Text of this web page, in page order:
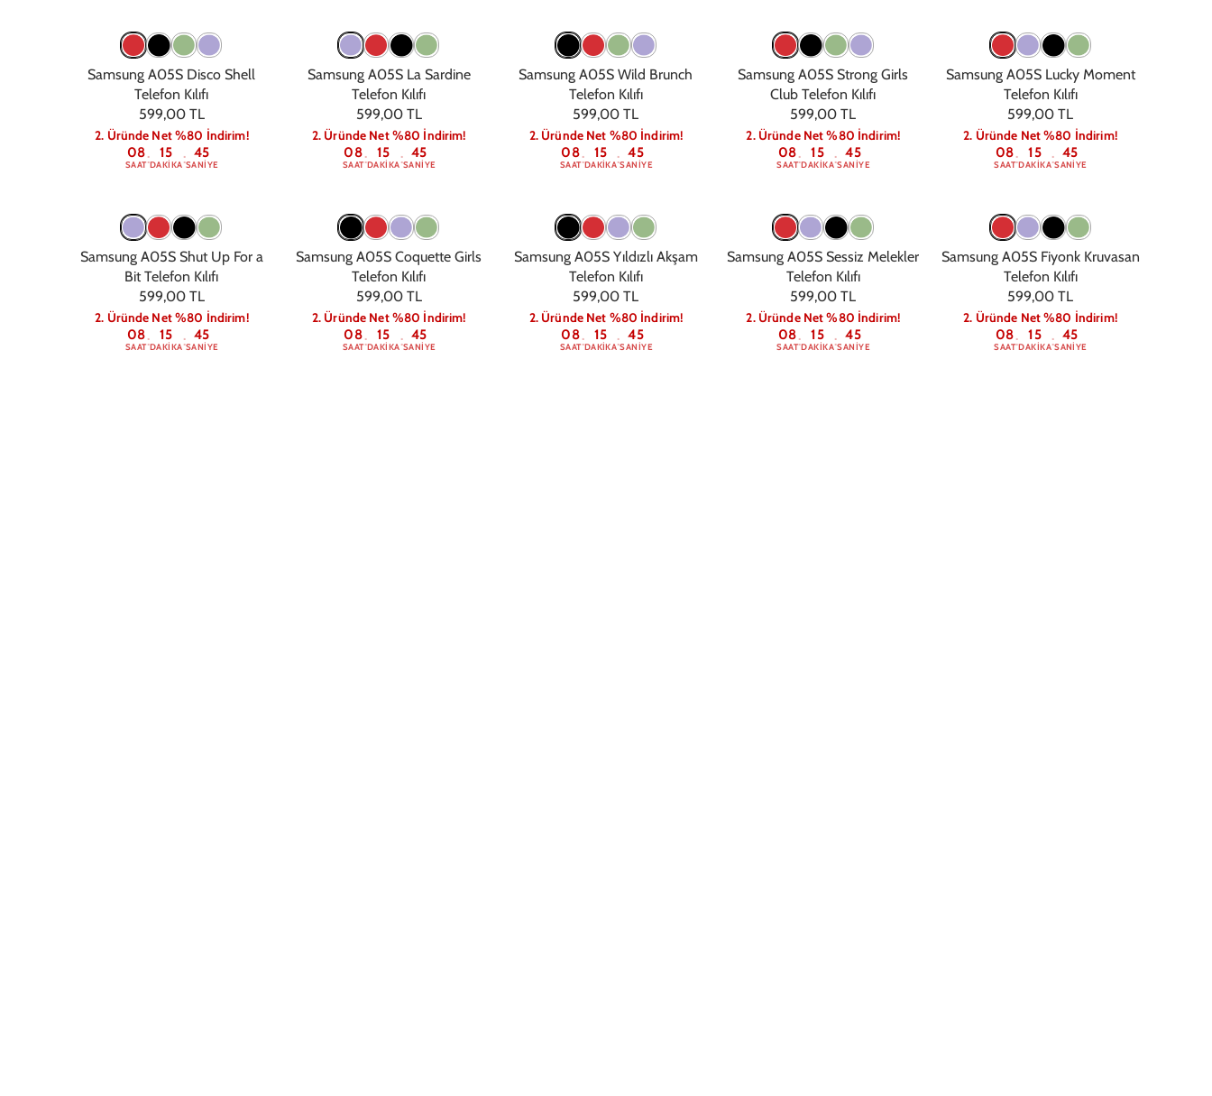
Samsung A05S Disco Shell
Telefon Kılıfı
599,00 TL
2. Üründe Net %80 İndirim!
08
SAAT: 15
DAKIKA: 44
SANIYE
Samsung A05S La Sardine
Telefon Kılıfı
599,00 TL
2. Üründe Net %80 İndirim!
08
SAAT: 15
DAKIKA: 44
SANIYE
Samsung A05S Wild Brunch
Telefon Kılıfı
599,00 TL
2. Üründe Net %80 İndirim!
08
SAAT: 15
DAKIKA: 44
SANIYE
Samsung A05S Strong Girls
Club Telefon Kılıfı
599,00 TL
2. Üründe Net %80 İndirim!
08
SAAT: 15
DAKIKA: 44
SANIYE
Samsung A05S Lucky Moment
Telefon Kılıfı
599,00 TL
2. Üründe Net %80 İndirim!
08
SAAT: 15
DAKIKA: 44
SANIYE
Samsung A05S Shut Up For a
Bit Telefon Kılıfı
599,00 TL
2. Üründe Net %80 İndirim!
08
SAAT: 15
DAKIKA: 44
SANIYE
Samsung A05S Coquette Girls
Telefon Kılıfı
599,00 TL
2. Üründe Net %80 İndirim!
08
SAAT: 15
DAKIKA: 44
SANIYE
Samsung A05S Yıldızlı Akşam
Telefon Kılıfı
599,00 TL
2. Üründe Net %80 İndirim!
08
SAAT: 15
DAKIKA: 44
SANIYE
Samsung A05S Sessiz Melekler
Telefon Kılıfı
599,00 TL
2. Üründe Net %80 İndirim!
08
SAAT: 15
DAKIKA: 44
SANIYE
Samsung A05S Fiyonk Kruvasan
Telefon Kılıfı
599,00 TL
2. Üründe Net %80 İndirim!
08
SAAT: 15
DAKIKA: 44
SANIYE